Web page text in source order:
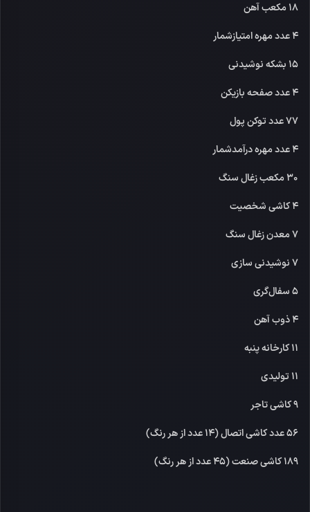
18 مکعب آهن
4 عدد مهره امتیازشمار
15 بشکه نوشیدنی
4 عدد صفحه بازیکن
77 عدد توکن پول
4 عدد مهره درآمدشمار
30 مکعب زغال سنگ
4 کاشی شخصیت
7 معدن زغال سنگ
7 نوشیدنی سازی
5 سفال‌گری
4 ذوب آهن
11 کارخانه پنبه
11 تولیدی
9 کاشی تاجر
56 عدد کاشی اتصال (14 عدد از هر رنگ)
189 کاشی صنعت (45 عدد از هر رنگ)